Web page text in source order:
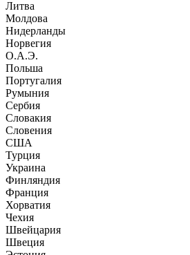
Литва
Молдова
Нидерланды
Норвегия
О.А.Э.
Польша
Португалия
Румыния
Сербия
Словакия
Словения
США
Турция
Украина
Финляндия
Франция
Хорватия
Чехия
Швейцария
Швеция